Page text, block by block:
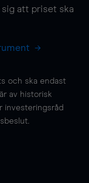
att priset ska
och ska endast
av historisk
investeringsråd